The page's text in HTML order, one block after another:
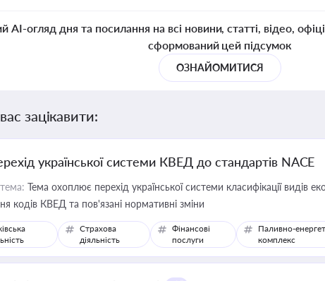
AI-огляд дня та посилання на всі новини, статті, відео,
сформований цей підсумок
ОЗНАЙОМИТИСЯ
зацікавити:
української системи КВЕД до стандартів NACE
Тема охоплює перехід української системи класифікації видів
кодів КВЕД та пов'язані нормативні зміни
Страхова
діяльність
Фінансові
послуги
Паливно-
комплекс